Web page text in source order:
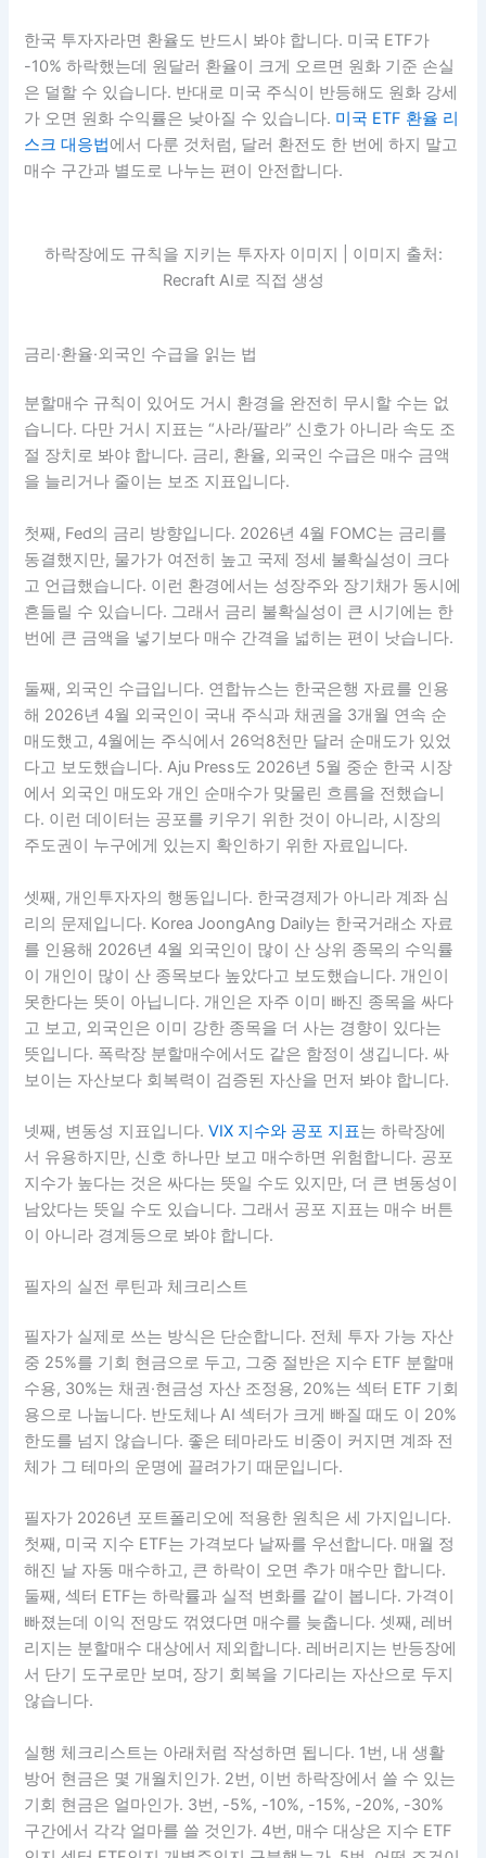
한국 투자자라면 환율도 반드시 봐야 합니다. 미국 ETF가
-10% 하락했는데 원달러 환율이 크게 오르면 원화 기준 손실
은 덜할 수 있습니다. 반대로 미국 주식이 반등해도 원화 강세
가 오면 원화 수익률은 낮아질 수 있습니다. 미국 ETF 환율 리
스크 대응법에서 다룬 것처럼, 달러 환전도 한 번에 하지 말고
매수 구간과 별도로 나누는 편이 안전합니다.
Recraft AI로 직접 생성
금리·환율·외국인 수급을 읽는 법
습니다. 다만 거시 지표는 “사라/팔라” 신호가 아니라 속도 조
절 장치로 봐야 합니다. 금리, 환율, 외국인 수급은 매수 금액
을 늘리거나 줄이는 보조 지표입니다.
첫째, Fed의 금리 방향입니다. 2026년 4월 FOMC는 금리를
동결했지만, 물가가 여전히 높고 국제 정세 불확실성이 크다
고 언급했습니다. 이런 환경에서는 성장주와 장기채가 동시에
번에 큰 금액을 넣기보다 매수 간격을 넓히는 편이 낫습니다.
둘째, 외국인 수급입니다. 연합뉴스는 한국은행 자료를 인용
해 2026년 4월 외국인이 국내 주식과 채권을 3개월 연속 순
매도했고, 4월에는 주식에서 26억8천만 달러 순매도가 있었
다고 보도했습니다. Aju Press도 2026년 5월 중순 한국 시장
에서 외국인 매도와 개인 순매수가 맞물린 흐름을 전했습니
다. 이런 데이터는 공포를 키우기 위한 것이 아니라, 시장의
셋째, 개인투자자의 행동입니다. 한국경제가 아니라 계좌 심
리의 문제입니다. Korea JoongAng Daily는 한국거래소 자료
를 인용해 2026년 4월 외국인이 많이 산 상위 종목의 수익률
이 개인이 많이 산 종목보다 높았다고 보도했습니다. 개인이
고 보고, 외국인은 이미 강한 종목을 더 사는 경향이 있다는
보이는 자산보다 회복력이 검증된 자산을 먼저 봐야 합니다.
넷째, 변동성 지표입니다. VIX 지수와 공포 지표는 하락장에
서 유용하지만, 신호 하나만 보고 매수하면 위험합니다. 공포
지수가 높다는 것은 싸다는 뜻일 수도 있지만, 더 큰 변동성이
남았다는 뜻일 수도 있습니다. 그래서 공포 지표는 매수 버튼
필자의 실전 루틴과 체크리스트
필자가 실제로 쓰는 방식은 단순합니다. 전체 투자 가능 자산
중 25%를 기회 현금으로 두고, 그중 절반은 지수 ETF 분할매
수용, 30%는 채권·현금성 자산 조정용, 20%는 섹터 ETF 기회
용으로 나눕니다. 반도체나 AI 섹터가 크게 빠질 때도 이 20%
한도를 넘지 않습니다. 좋은 테마라도 비중이 커지면 계좌 전
필자가 2026년 포트폴리오에 적용한 원칙은 세 가지입니다.
첫째, 미국 지수 ETF는 가격보다 날짜를 우선합니다. 매월 정
해진 날 자동 매수하고, 큰 하락이 오면 추가 매수만 합니다.